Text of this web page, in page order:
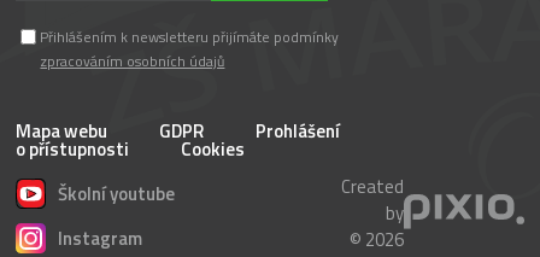
Přihlášením k newsletteru přijímáte podmínky
zpracováním osobních údajů
Mapa webu GDPR Prohlášení
o přístupnosti
Cookies
Školní youtube
Instagram
Created
by
© 2026